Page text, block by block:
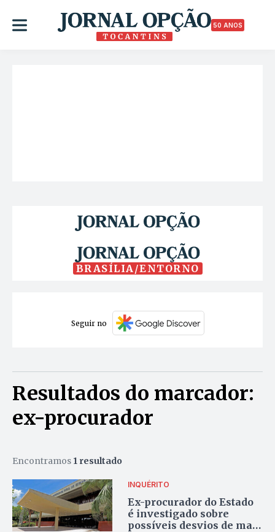
50 ANOS
BRASÍLIA/ENTORNO
Seguir no
Resultados do marcador:
ex-procurador
Encontramos 1 resultado
INQUÉRITO
Ex-procurador do Estado
é investigado sobre
possíveis desvios de mais